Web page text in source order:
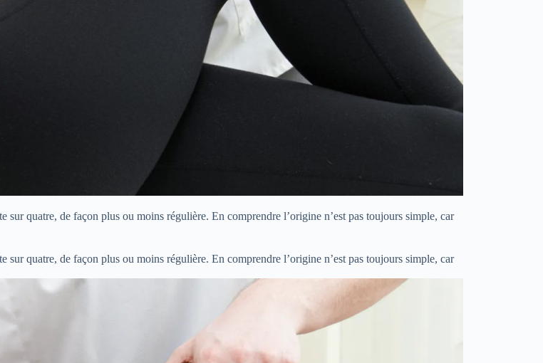
sur quatre, de façon plus ou moins régulière. En comprendre l’origine n’est pas toujours simple, car
sur quatre, de façon plus ou moins régulière. En comprendre l’origine n’est pas toujours simple, car